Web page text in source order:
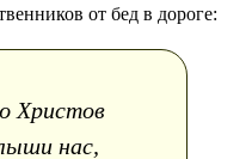
от бед в дороге:
Христов
нас,